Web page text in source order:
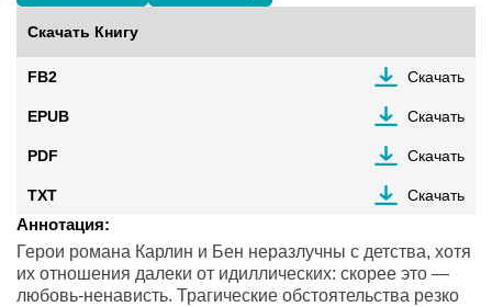
Скачать Книгу
FB2 Скачать
EPUB Скачать
PDF Скачать
TXT Скачать
Аннотация:
Герои романа Карлин и Бен неразлучны с детства, хотя
их отношения далеки от идиллических: скорее это —
любовь-ненависть. Трагические обстоятельства резко